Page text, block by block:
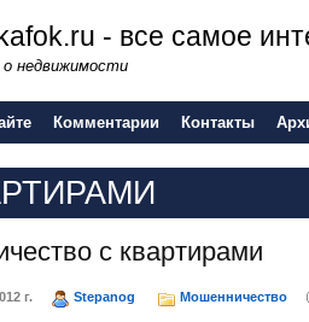
- все самое
о недвижимости
Комментарии Контакты
с квартирами
г. Stepanog Мошенничество